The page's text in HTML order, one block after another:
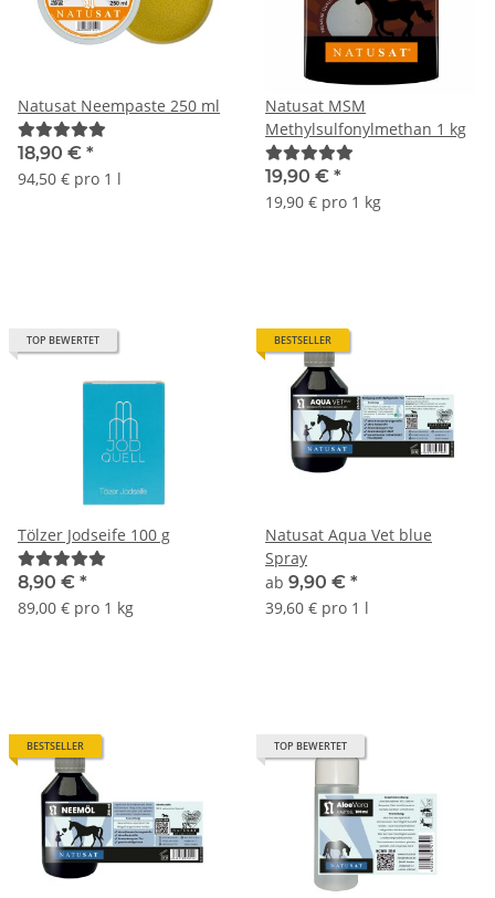
Natusat Neempaste 250 ml
18,90 € *
94,50 € pro 1 l
Natusat MSM
Methylsulfonylmethan 1 kg
19,90 € *
19,90 € pro 1 kg
TOP BEWERTET
Tölzer Jodseife 100 g
8,90 € *
89,00 € pro 1 kg
BESTSELLER
Natusat Aqua Vet blue
Spray
ab 9,90 € *
39,60 € pro 1 l
BESTSELLER TOP BEWERTET